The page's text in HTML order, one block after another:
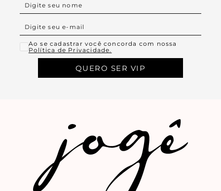
Ao se cadastrar você concorda com nossa
Política de Privacidade.
QUERO SER VIP